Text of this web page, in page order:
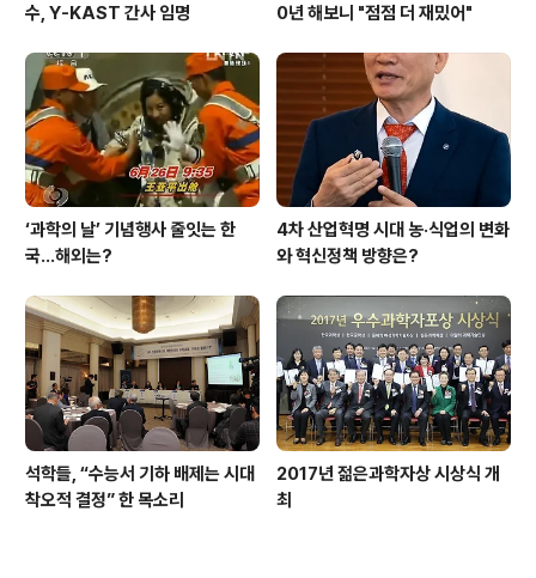
수, Y-KAST 간사 임명
0년 해보니 "점점 더 재밌어"
‘과학의 날’ 기념행사 줄잇는 한
국…해외는?
4차 산업혁명 시대 농·식업의 변화
와 혁신정책 방향은?
석학들, “수능서 기하 배제는 시대
착오적 결정” 한 목소리
2017년 젊은과학자상 시상식 개
최